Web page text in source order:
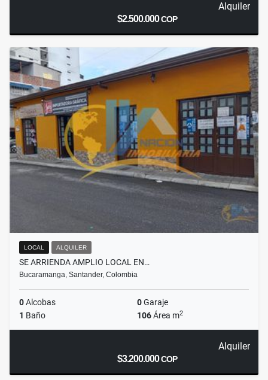
Alquiler
$2.500.000COP
LOCAL ALQUILER
SE ARRIENDA AMPLIO LOCAL EN…
Bucaramanga, Santander, Colombia
0Alcobas 0Garaje
1 Baño 106Área m2
Alquiler
$3.200.000COP